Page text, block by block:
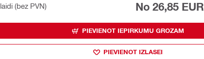
(bez PVN) No 26,85 EUR
PIEVIENOT IEPIRKUMU GROZAM
PIEVIENOT IZLASEI